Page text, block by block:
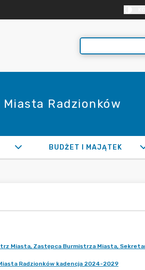
Radzionków
BUDŻET I MAJĄTEK
Miasta, Zastępca Burmistrza Miasta,
Radzionków kadencja 2024-2029